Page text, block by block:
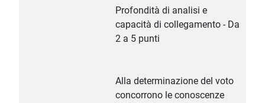
Profondità di analisi e
capacità di collegamento - Da
2 a 5 punti
Alla determinazione del voto
concorrono le conoscenze